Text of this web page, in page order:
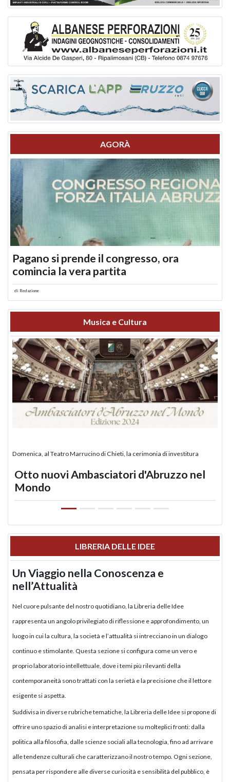
AGORÀ
Pagano si prende il congresso, ora
comincia la vera partita
di Redazione
Musica e Cultura
Domenica, al Teatro Marrucino di Chieti, la cerimonia di investitura
Otto nuovi Ambasciatori d'Abruzzo nel
Mondo
LIBRERIA DELLE IDEE
Un Viaggio nella Conoscenza e
nell’Attualità
Nel cuore pulsante del nostro quotidiano, la Libreria delle Idee
rappresenta un angolo privilegiato di riflessione e approfondimento, un
luogo in cui la cultura, la società e l’attualità si intrecciano in un dialogo
continuo e stimolante. Questa sezione si configura come un vero e
proprio laboratorio intellettuale, dove i temi più rilevanti della
contemporaneità sono trattati con la serietà e la precisione che il lettore
esigente si aspetta.
Suddivisa in diverse rubriche tematiche, la Libreria delle Idee si propone di
offrire uno spazio di analisi e interpretazione su molteplici fronti: dalla
politica alla filosofia, dalle scienze sociali alla tecnologia, fino ad arrivare
alle tendenze culturali che caratterizzano il nostro tempo. Ogni sezione,
pensata per rispondere alle diverse curiosità e sensibilità del pubblico, è